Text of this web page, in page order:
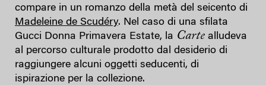
compare in un romanzo della metà del seicento di
Madeleine de Scudéry. Nel caso di una sfilata
Gucci Donna Primavera Estate, la Carte alludeva
al percorso culturale prodotto dal desiderio di
raggiungere alcuni oggetti seducenti, di
ispirazione per la collezione.